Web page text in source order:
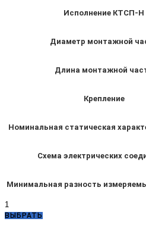
Исполнение КТСП-Н
Диаметр монтажной
Длина монтажной
Крепление
Номинальная статическая
Схема электрических
Минимальная разность
Количество
товара
ВЫБРАТЬ